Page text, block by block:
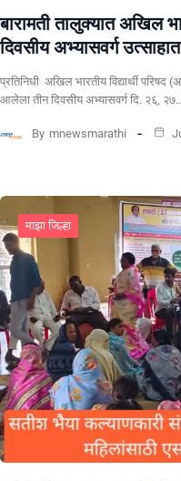
बारामती तालुक्यात अखिल
दिवसीय अभ्यासवर्ग
प्रतिनिधी अखिल भारतीय विद्यार्थी परिषद
आलेला तीन दिवसीय अभ्यासवर्ग दि. २६,
By mnewsmarathi
माझा जिल्हा